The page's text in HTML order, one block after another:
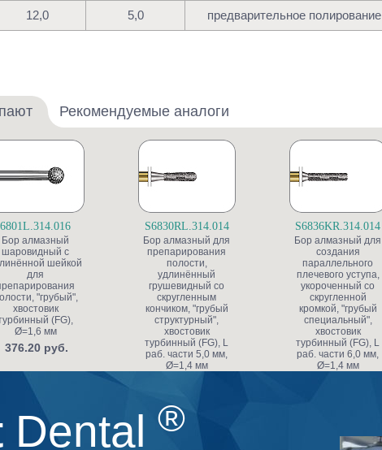
12,0 5,0 предварительное полирование
Рекомендуемые аналоги
6801L.314.016
Бор алмазный
шаровидный с
шейкой
для
"грубый",
хвостовик
(FG),
Ø=1,6 мм
376.20 руб.
S6830RL.314.014
Бор алмазный для
препарирования
полости,
удлинённый
грушевидный со
скругленным
кончиком, "грубый
структурный",
хвостовик
турбинный (FG), L
раб. части 5,0 мм,
Ø=1,4 мм
S6836KR.314.014
Бор алмазный для
создания
параллельного
плечевого уступа,
укороченный со
скругленной
кромкой, "грубый
специальный",
хвостовик
турбинный (FG), L
раб. части 6,0 мм,
Ø=1,4 мм
Dental ®